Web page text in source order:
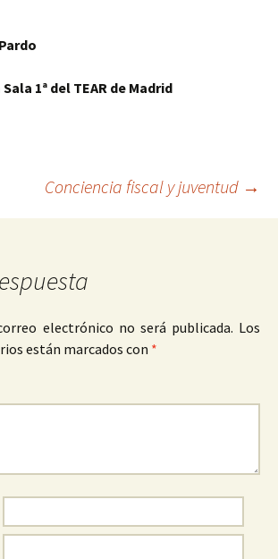
1ª del TEAR de Madrid
Conciencia fiscal y juventud →
electrónico no será publicada. Los
están marcados con *